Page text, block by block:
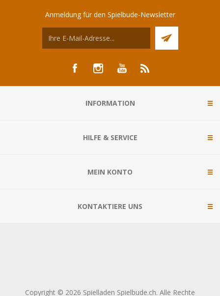
Anmeldung für den Spielbude-Newsletter
INFORMATION
HILFE & SERVICE
MEIN KONTO
KONTAKTIERE UNS
Copyright © 2026 Spielladen Spielbude.ch. Alle Rechte